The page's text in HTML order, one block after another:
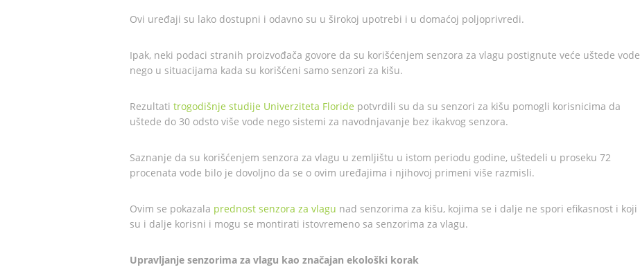
Ovi uređaji su lako dostupni i odavno su u širokoj upotrebi i u domaćoj poljoprivredi.
Ipak, neki podaci stranih proizvođača govore da su korišćenjem senzora za vlagu postignute veće uštede vode
nego u situacijama kada su korišćeni samo senzori za kišu.
Rezultati trogodišnje studije Univerziteta Floride potvrdili su da su senzori za kišu pomogli korisnicima da
uštede do 30 odsto više vode nego sistemi za navodnjavanje bez ikakvog senzora.
Saznanje da su korišćenjem senzora za vlagu u zemljištu u istom periodu godine, uštedeli u proseku 72
procenata vode bilo je dovoljno da se o ovim uređajima i njihovoj primeni više razmisli.
Ovim se pokazala prednost senzora za vlagu nad senzorima za kišu, kojima se i dalje ne spori efikasnost i koji
su i dalje korisni i mogu se montirati istovremeno sa senzorima za vlagu.
Upravljanje senzorima za vlagu kao značajan ekološki korak